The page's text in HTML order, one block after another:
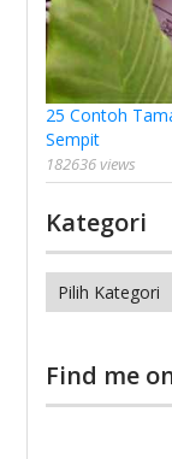
25 Contoh
Sempit
182636 views
Kategori
Kategori
Find me